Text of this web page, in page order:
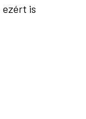
ezért is